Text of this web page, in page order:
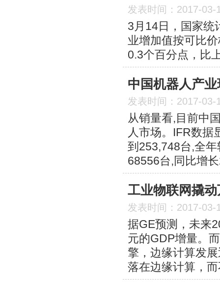
发表时间：2017-03-
3月14日，国家统
业增加值按可比
0.3个百分点，比
中国机器人产
发表时间：2017-03-
从销量看,目前中
人市场。IFR数据
到253,748台,全
68556台,同比增
工业物联网撬
发表时间：2017-03-
据GE预测，未来
元的GDP增量。
擎，边缘计算发
落在边缘计算，